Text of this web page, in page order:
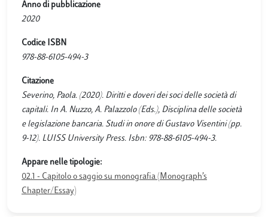
Anno di pubblicazione
2020
Codice ISBN
978-88-6105-494-3
Citazione
Severino, Paola. (2020). Diritti e doveri dei soci delle società di
capitali. In A. Nuzzo, A. Palazzolo (Eds.), Disciplina delle società
e legislazione bancaria. Studi in onore di Gustavo Visentini (pp.
9-12). LUISS University Press. Isbn: 978-88-6105-494-3.
Appare nelle tipologie:
02.1 - Capitolo o saggio su monografia (Monograph’s
Chapter/Essay)